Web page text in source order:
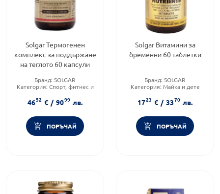
Solgar Термогенен
комплекс за поддържане
на теглото 60 капсули
Бранд: SOLGAR
Категория: Спорт, фитнес и
Приложение:перорално
4652 € / 9099 лв.
ПОРЪЧАЙ
Solgar Витамини за
бременни 60 таблетки
Бранд: SOLGAR
Категория: Майка и дете
1723 € / 3370 лв.
ПОРЪЧАЙ